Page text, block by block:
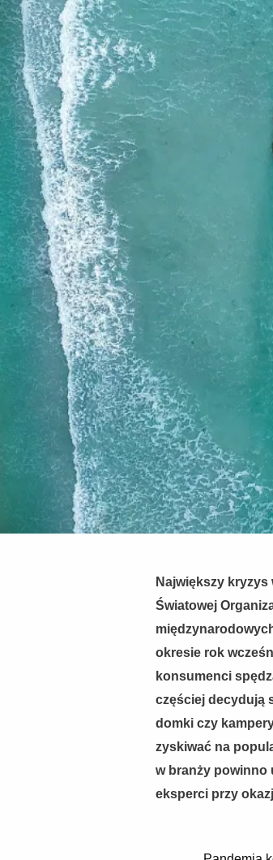
Największy
Światowej
okresie rok
konsumenci
częściej decydują
domki czy
zyskiwać na
w branży powinno
eksperci przy